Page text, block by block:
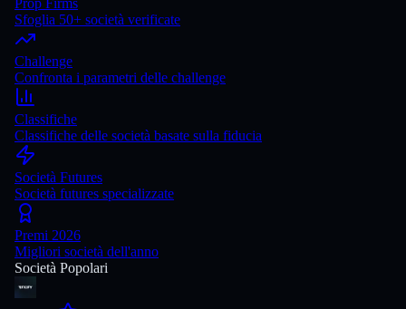
Sfoglia 50+ società verificate
Challenge
Confronta i parametri delle challenge
Classifiche
Classifiche delle società basate sulla fiducia
Società Futures
Società futures specializzate
Premi 2026
Migliori società dell'anno
Società Popolari